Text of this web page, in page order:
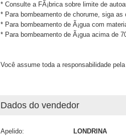
* Consulte a FÃ¡brica sobre limite de
* Para bombeamento de chorume, siga
* Para bombeamento de Ã¡gua com
* Para bombeamento de Ã¡gua acima de
Você assume toda a responsabilidade
Dados do vendedor
Apelido:
LONDRINA